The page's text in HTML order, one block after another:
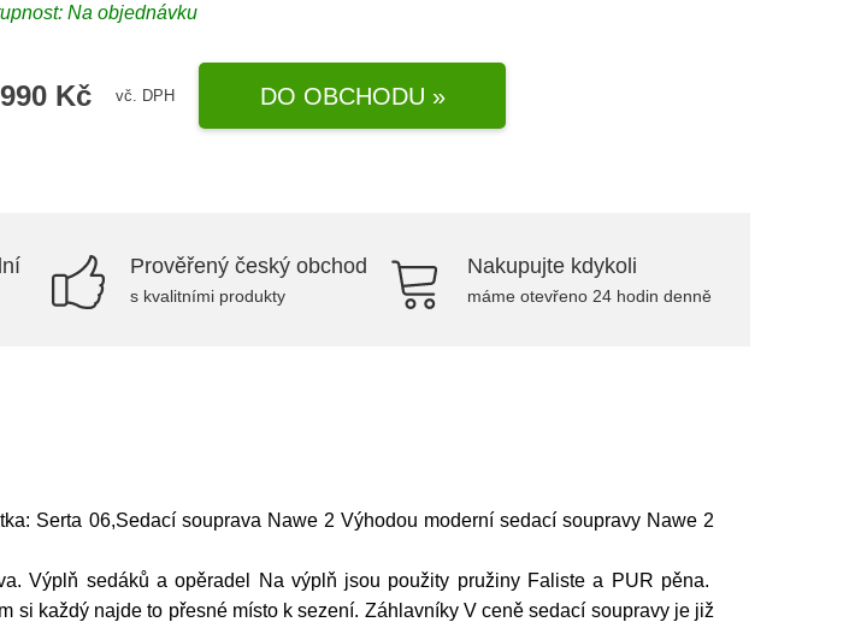
Na objednávku
Kč vč. DPH DO OBCHODU »
Prověřený český obchod
s kvalitními produkty
Nakupujte kdykoli
máme otevřeno 24 hodin denně
Serta 06,Sedací souprava Nawe 2 Výhodou moderní sedací soupravy Nawe 2
Výplň sedáků a opěradel Na výplň jsou použity pružiny Faliste a PUR pěna.
si každý najde to přesné místo k sezení. Záhlavníky V ceně sedací soupravy je již